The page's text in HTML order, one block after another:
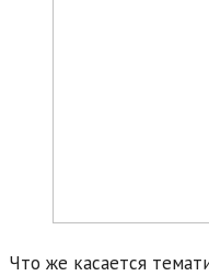
Что же касается